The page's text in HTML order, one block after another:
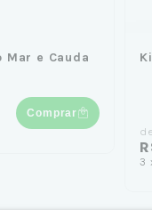
e Cauda
Comprar
3